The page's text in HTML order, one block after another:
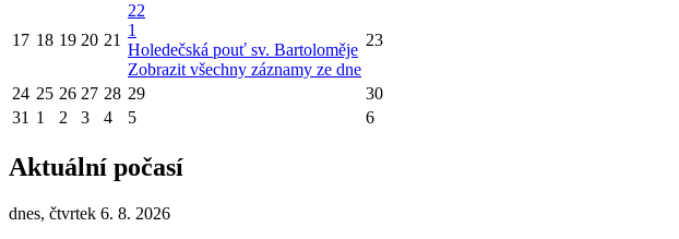
17 18 19 20 21
22
1
Holedečská pouť sv. Bartoloměje
Zobrazit všechny záznamy ze dne
23
24 25 26 27 28 29
30
31 1 2 3 4 5 6
Aktuální počasí
dnes, čtvrtek 6. 8. 2026